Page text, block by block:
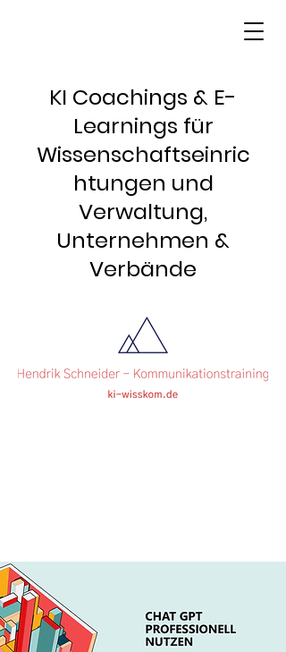
KI Coachings & E-
Learnings für
Wissenschaftseinric
htungen und
Verwaltung,
Unternehmen &
Verbände